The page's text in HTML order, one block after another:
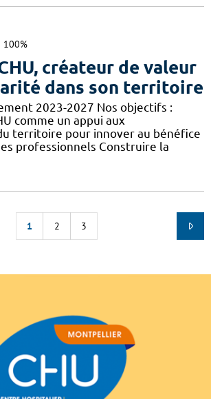
100%
créateur de valeur
dans son territoire
2023-2027 Nos objectifs :
comme un appui aux
territoire pour innover au bénéfice
professionnels Construire la
1 2 3